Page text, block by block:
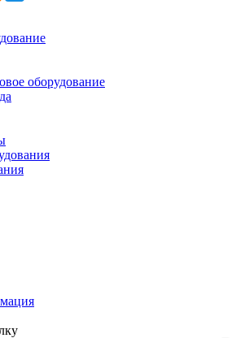
оборудование